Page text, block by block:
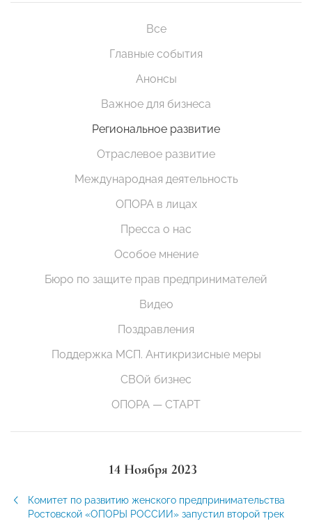
Все
Главные события
Анонсы
Важное для бизнеса
Региональное развитие
Отраслевое развитие
Международная деятельность
ОПОРА в лицах
Пресса о нас
Особое мнение
Бюро по защите прав предпринимателей
Видео
Поздравления
Поддержка МСП. Антикризисные меры
СВОй бизнес
ОПОРА — СТАРТ
14 Ноября 2023
Комитет по развитию женского предпринимательства
Ростовской «ОПОРЫ РОССИИ» запустил второй трек